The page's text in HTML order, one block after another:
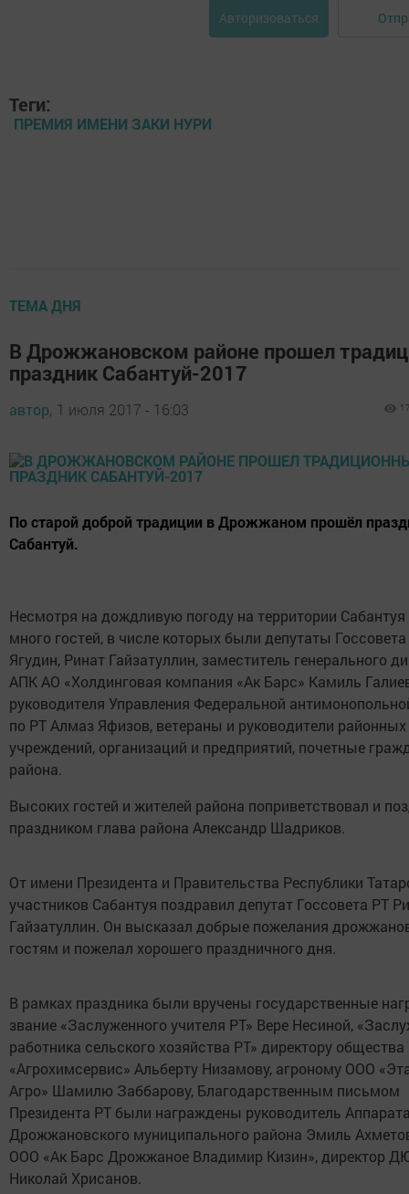
Авторизоваться
Теги:
ПРЕМИЯ ИМЕНИ ЗАКИ НУРИ
ТЕМА ДНЯ
В Дрожжановском районе прошел
праздник Сабантуй-2017
автор, 1 июля 2017 - 16:03
По старой доброй традиции в Дрожжаном прошёл
Сабантуй.
Несмотря на дождливую погоду на территории
много гостей, в числе которых были депутаты
Ягудин, Ринат Гайзатуллин, заместитель генерального
АПК АО «Холдинговая компания «Ак Барс» Камиль
руководителя Управления Федеральной
по РТ Алмаз Яфизов, ветераны и руководители районных
учреждений, организаций и предприятий, почетные
района.
Высоких гостей и жителей района поприветствовал и
праздником глава района Александр Шадриков.
От имени Президента и Правительства Республики
участников Сабантуя поздравил депутат Госсовета РТ
Гайзатуллин. Он высказал добрые пожелания
гостям и пожелал хорошего праздничного дня.
В рамках праздника были вручены государственные
звание «Заслуженного учителя РТ» Вере Несиной,
работника сельского хозяйства РТ» директору общества
«Агрохимсервис» Альберту Низамову, агроному ООО
Агро» Шамилю Заббарову, Благодарственным письмом
Президента РТ были награждены руководитель
Дрожжановского муниципального района Эмиль
ООО «Ак Барс Дрожжаное Владимир Кизин», директор
Николай Хрисанов.